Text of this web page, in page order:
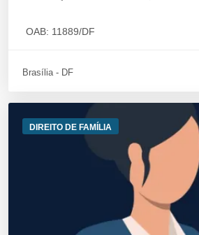
OAB: 11889/DF
Brasília - DF
DIREITO DE FAMÍLIA